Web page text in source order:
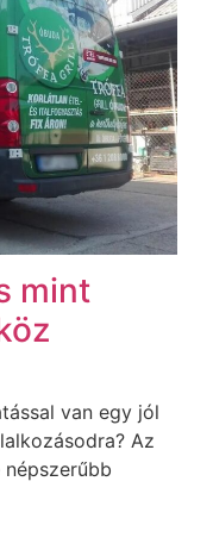
mint
van egy jól
Az